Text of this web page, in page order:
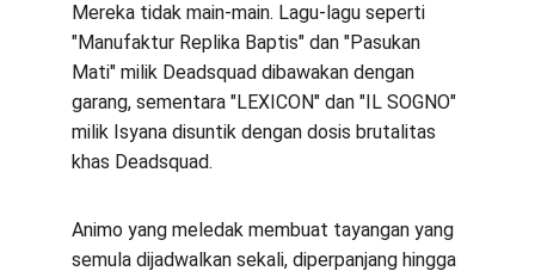
Mereka tidak main-main. Lagu-lagu seperti
"Manufaktur Replika Baptis" dan "Pasukan
Mati" milik Deadsquad dibawakan dengan
garang, sementara "LEXICON" dan "IL SOGNO"
milik Isyana disuntik dengan dosis brutalitas
khas Deadsquad.
Animo yang meledak membuat tayangan yang
semula dijadwalkan sekali, diperpanjang hingga